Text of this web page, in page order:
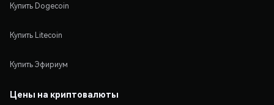
Купить Dogecoin
Купить Litecoin
Купить Эфириум
Цены на криптовалюты